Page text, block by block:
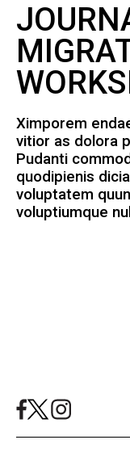
Ximporem
vitior as dolora
Pudanti
quodipienis
voluptatem
voluptiumque